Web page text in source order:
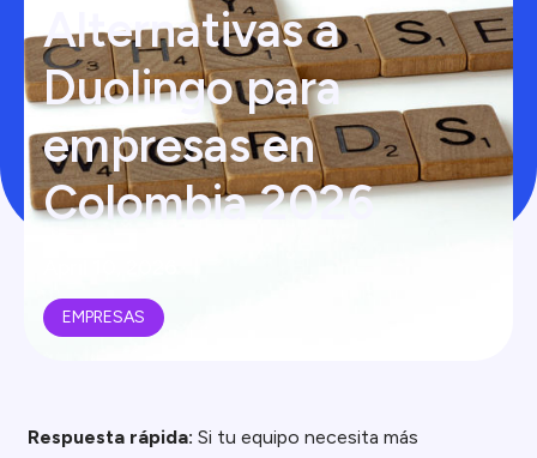
Alternativas a
Duolingo para
empresas en
Colombia 2026
EMPRESAS
Respuesta rápida: Si tu equipo necesita más